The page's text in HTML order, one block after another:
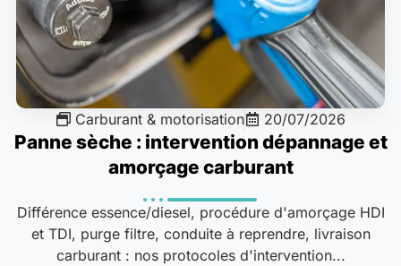
Carburant & motorisation 20/07/2026
Panne sèche : intervention dépannage et
amorçage carburant
Différence essence/diesel, procédure d'amorçage HDI
et TDI, purge filtre, conduite à reprendre, livraison
carburant : nos protocoles d'intervention...